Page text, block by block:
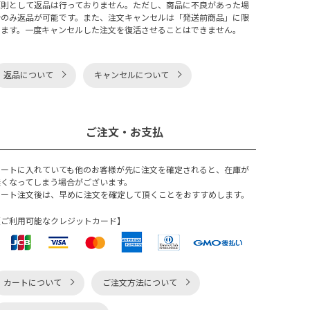
として返品は行っておりません。ただし、商品に不良があった場
み返品が可能です。また、注文キャンセルは「発送前商品」に限
す。一度キャンセルした注文を復活させることはできません。
返品について キャンセルについて
ご注文・お支払
トに入れていても他のお客様が先に注文を確定されると、在庫が
なってしまう場合がございます。
ト注文後は、早めに注文を確定して頂くことをおすすめします。
利用可能なクレジットカード】
カートについて ご注文方法について